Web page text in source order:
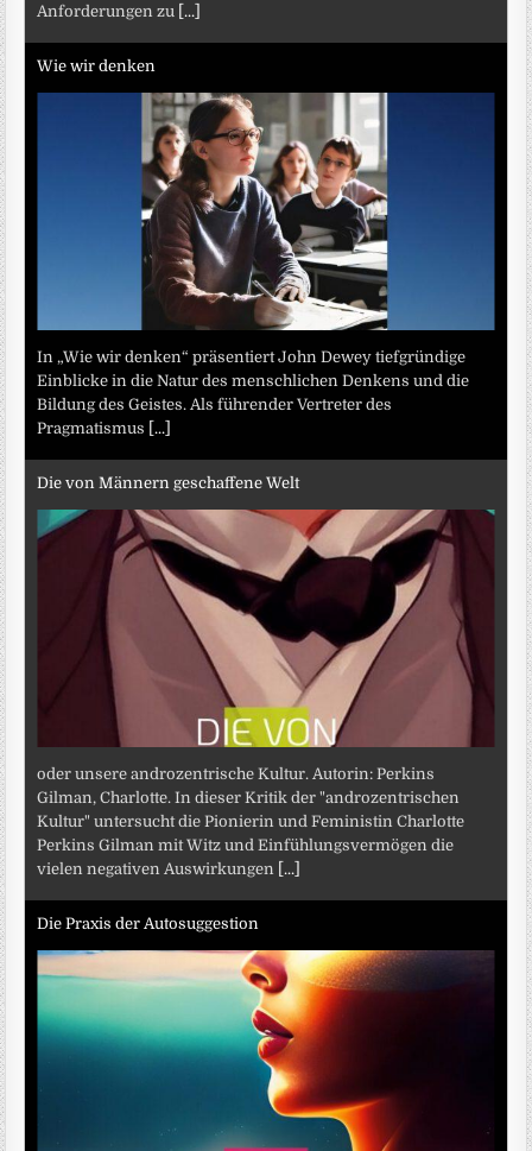
Anforderungen zu
[...]
Wie wir denken
In „Wie wir denken“ präsentiert John Dewey tiefgründige
Einblicke in die Natur des menschlichen Denkens und die
Bildung des Geistes. Als führender Vertreter des
Pragmatismus
[...]
Die von Männern geschaffene Welt
oder unsere androzentrische Kultur. Autorin: Perkins
Gilman, Charlotte. In dieser Kritik der "androzentrischen
Kultur" untersucht die Pionierin und Feministin Charlotte
Perkins Gilman mit Witz und Einfühlungsvermögen die
vielen negativen Auswirkungen
[...]
Die Praxis der Autosuggestion